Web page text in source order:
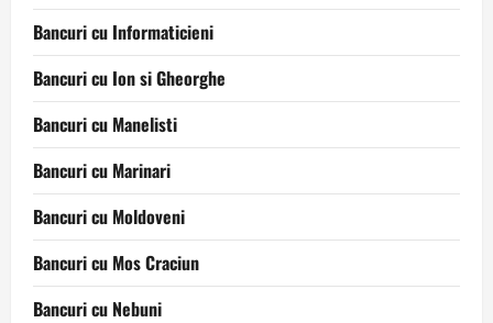
Bancuri cu Informaticieni
Bancuri cu Ion si Gheorghe
Bancuri cu Manelisti
Bancuri cu Marinari
Bancuri cu Moldoveni
Bancuri cu Mos Craciun
Bancuri cu Nebuni